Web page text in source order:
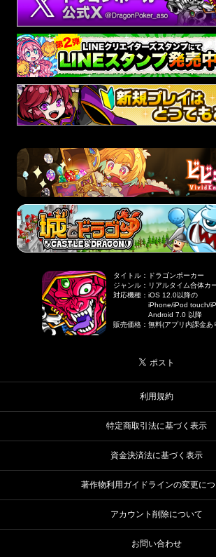
タイトル ：
ドラゴンポーカー
ジャンル ： リアルタイム合体カ
対応機種 ：iOS 12.0以降の
iPhone/iPod touch/
Android 7.0 以降
販売価格 ：無料(アプリ内課金あ
利用規約
特定商取引法に基づく表示
資金決済法に基づく表示
著作物利用ガイドラインの変更に
アカウント削除について
お問い合わせ